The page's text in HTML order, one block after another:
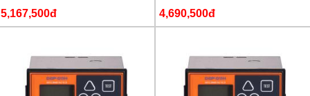
5,167,500đ 4,690,500đ